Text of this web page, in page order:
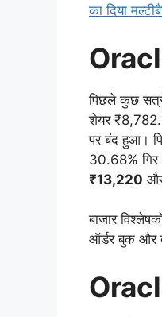
का दिया
पिछले कुछ
शेयर
पर बंद हुआ।
30.68% गिर
₹13,220
बाजार
ऑर्डर बुक और